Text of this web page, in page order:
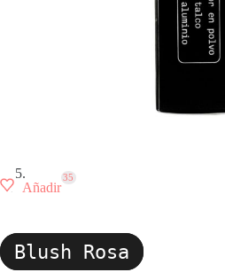
Añadir
35
Blush Rosa